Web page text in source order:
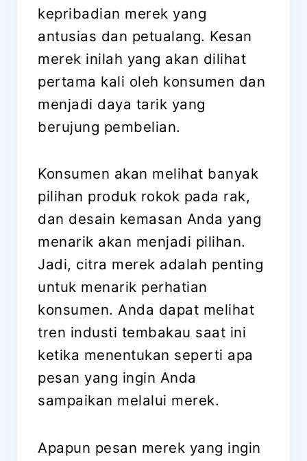
kepribadian merek yang
antusias dan petualang. Kesan
merek inilah yang akan dilihat
pertama kali oleh konsumen dan
menjadi daya tarik yang
berujung pembelian.
Konsumen akan melihat banyak
pilihan produk rokok pada rak,
dan desain kemasan Anda yang
menarik akan menjadi pilihan.
Jadi, citra merek adalah penting
untuk menarik perhatian
konsumen. Anda dapat melihat
tren industi tembakau saat ini
ketika menentukan seperti apa
pesan yang ingin Anda
sampaikan melalui merek.
Apapun pesan merek yang ingin